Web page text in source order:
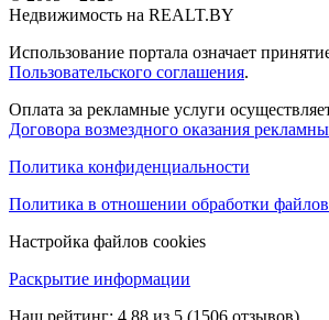
Недвижимость на REALT.BY
Использование портала означает
Пользовательского соглашения.
Оплата за рекламные услуги
Договора возмездного оказания
Политика конфиденциальности
Политика в отношении обработки
Настройка файлов cookies
Раскрытие информации
Наш рейтинг: 4.88 из 5 (1506 отзывов)